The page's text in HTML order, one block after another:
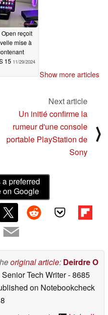
reçoit
mise à
15 11/29/2024
Show more articles
Next article
Un initié confirme la
rumeur d'une console
portable PlayStation de
Sony
⟩
preferred
on Google
original article: Deirdre O
Senior Tech Writer- 8685
on Notebookcheck